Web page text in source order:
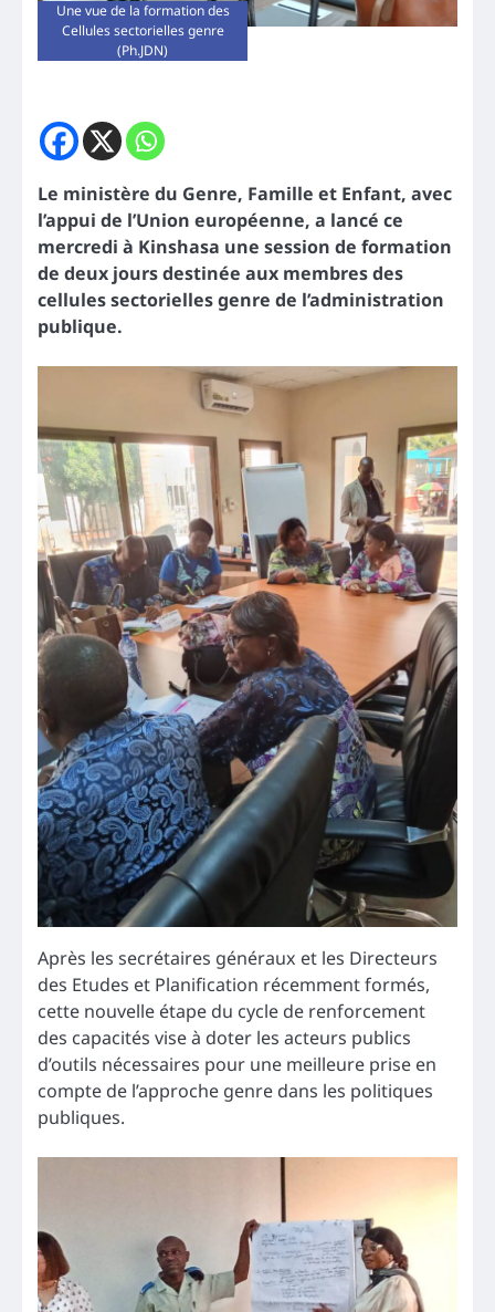
Une vue de la formation des
Cellules sectorielles genre
(Ph.JDN)
Le ministère du Genre, Famille et Enfant, avec
l’appui de l’Union européenne, a lancé ce
mercredi à Kinshasa une session de formation
de deux jours destinée aux membres des
cellules sectorielles genre de l’administration
publique.
Après les secrétaires généraux et les Directeurs
des Etudes et Planification récemment formés,
cette nouvelle étape du cycle de renforcement
des capacités vise à doter les acteurs publics
d’outils nécessaires pour une meilleure prise en
compte de l’approche genre dans les politiques
publiques.